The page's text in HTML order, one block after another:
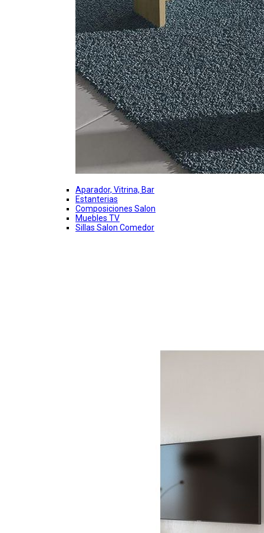
Aparador, Vitrina, Bar
Estanterias
Composiciones Salon
Muebles TV
Sillas Salon Comedor